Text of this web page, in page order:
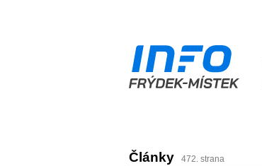
Články 472. strana